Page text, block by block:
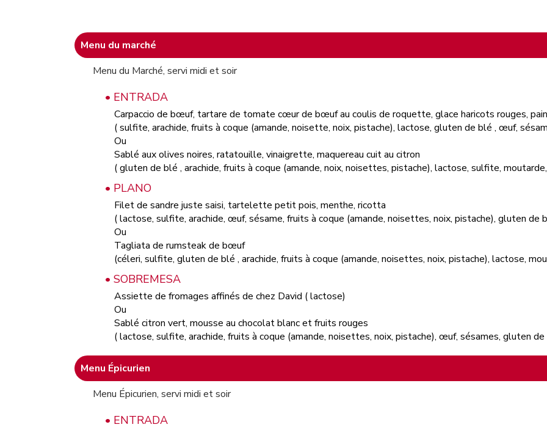
Menu du marché
Menu du Marché, servi midi et soir
• ENTRADA
Carpaccio de bœuf, tartare de tomate cœur de bœuf au coulis de roquette, glace haricots rouges,
( sulfite, arachide, fruits à coque (amande, noisette, noix, pistache), lactose, gluten de blé , œuf,
Ou
Sablé aux olives noires, ratatouille, vinaigrette, maquereau cuit au citron
( gluten de blé , arachide, fruits à coque (amande, noix, noisettes, pistache), lactose, sulfite,
• PLANO
Filet de sandre juste saisi, tartelette petit pois, menthe, ricotta
( lactose, sulfite, arachide, œuf, sésame, fruits à coque (amande, noisettes, noix, pistache), gluten de
Ou
Tagliata de rumsteak de bœuf
(céleri, sulfite, gluten de blé , arachide, fruits à coque (amande, noisettes, noix, pistache), lactose,
• SOBREMESA
Assiette de fromages affinés de chez David ( lactose)
Ou
Sablé citron vert, mousse au chocolat blanc et fruits rouges
( lactose, sulfite, arachide, fruits à coque (amande, noisettes, noix, pistache), œuf, sésames, gluten de
Menu Épicurien
Menu Épicurien, servi midi et soir
• ENTRADA